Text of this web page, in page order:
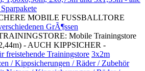
MOBILE FUSSBALLTORE
GrÃ¶ssen
Mobile Trainingstore
- AUCH KIPPSICHER -
freistehende Trainingstore 3x2m
/ Kippsicherungen / Räder / Zubehör